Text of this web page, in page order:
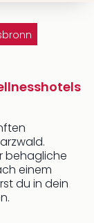
behagliche
einem
du in dein